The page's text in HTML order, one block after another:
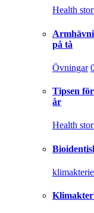
Health
på tå
Övningar
Tipsen
år
Health